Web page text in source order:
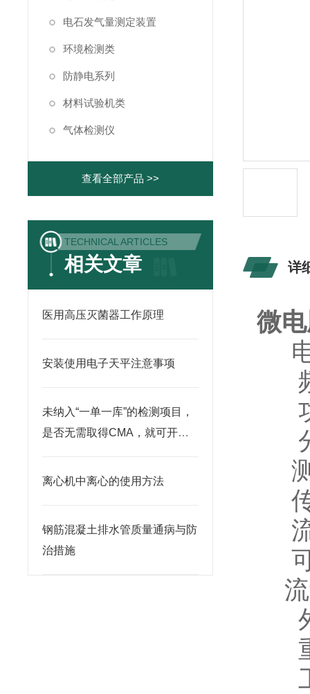
电石发气量测定装置
环境检测类
防静电系列
材料试验机类
气体检测仪
查看全部产品 >>
TECHNICAL ARTICLES
相关文章
医用高压灭菌器工作原理
安装使用电子天平注意事项
未纳入“一单一库”的检测项目，
是否无需取得CMA，就可开展
离心机中离心的使用方法
钢筋混凝土排水管质量通病与防
治措施
详
微
电
频
功
分
测
传
流
可
流
外
重
工